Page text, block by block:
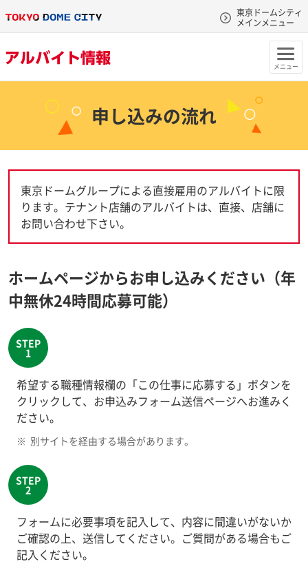
東京ドームシティ
メインメニュー
メニュー
申し込みの流れ
東京ドームグループによる直接雇用のアルバイトに限
ります。テナント店舗のアルバイトは、直接、店舗に
お問い合わせ下さい。
ホームページからお申し込みください（年
中無休24時間応募可能）
希望する職種情報欄の「この仕事に応募する」ボタンを
クリックして、お申込みフォーム送信ページへお進みく
ださい。
※ 別サイトを経由する場合があります。
フォームに必要事項を記入して、内容に間違いがないか
ご確認の上、送信してください。ご質問がある場合もご
記入ください。